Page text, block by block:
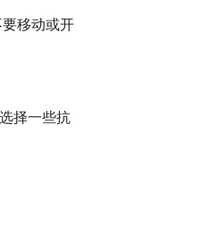
移动或开
择一些抗